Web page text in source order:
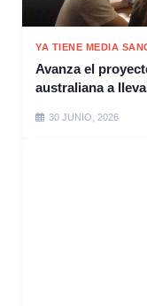
YA TIENE MEDIA
Avanza el
australiana a
30 JUNIO, 2026